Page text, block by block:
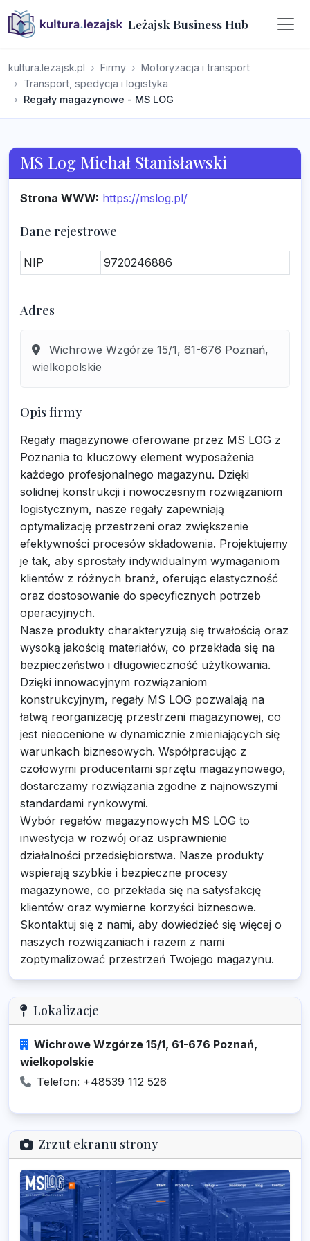
Leżajsk Business Hub
kultura.lezajsk.pl Firmy
Motoryzacja i transport
Transport, spedycja i logistyka
Regały magazynowe - MS LOG
MS Log Michał Stanisławski
Strona WWW: https://mslog.pl/
Dane rejestrowe
NIP 9720246886
Adres
Wichrowe Wzgórze 15/1, 61-676 Poznań,
wielkopolskie
Opis firmy
Regały magazynowe oferowane przez MS LOG z
Poznania to kluczowy element wyposażenia
każdego profesjonalnego magazynu. Dzięki
solidnej konstrukcji i nowoczesnym rozwiązaniom
logistycznym, nasze regały zapewniają
optymalizację przestrzeni oraz zwiększenie
efektywności procesów składowania. Projektujemy
je tak, aby sprostały indywidualnym wymaganiom
klientów z różnych branż, oferując elastyczność
oraz dostosowanie do specyficznych potrzeb
operacyjnych.
Nasze produkty charakteryzują się trwałością oraz
wysoką jakością materiałów, co przekłada się na
bezpieczeństwo i długowieczność użytkowania.
Dzięki innowacyjnym rozwiązaniom
konstrukcyjnym, regały MS LOG pozwalają na
łatwą reorganizację przestrzeni magazynowej, co
jest nieocenione w dynamicznie zmieniających się
warunkach biznesowych. Współpracując z
czołowymi producentami sprzętu magazynowego,
dostarczamy rozwiązania zgodne z najnowszymi
standardami rynkowymi.
Wybór regałów magazynowych MS LOG to
inwestycja w rozwój oraz usprawnienie
działalności przedsiębiorstwa. Nasze produkty
wspierają szybkie i bezpieczne procesy
magazynowe, co przekłada się na satysfakcję
klientów oraz wymierne korzyści biznesowe.
Skontaktuj się z nami, aby dowiedzieć się więcej o
naszych rozwiązaniach i razem z nami
zoptymalizować przestrzeń Twojego magazynu.
Lokalizacje
Wichrowe Wzgórze 15/1, 61-676 Poznań,
wielkopolskie
Telefon: +48539 112 526
Zrzut ekranu strony